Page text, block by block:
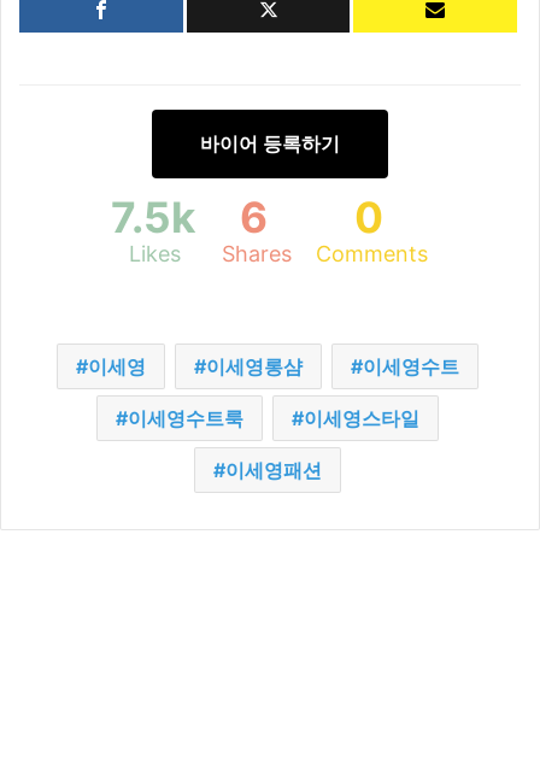
바이어 등록하기
7.5k
Likes
6
Shares
0
Comments
이세영 이세영롱샴 이세영수트
이세영수트룩 이세영스타일
이세영패션